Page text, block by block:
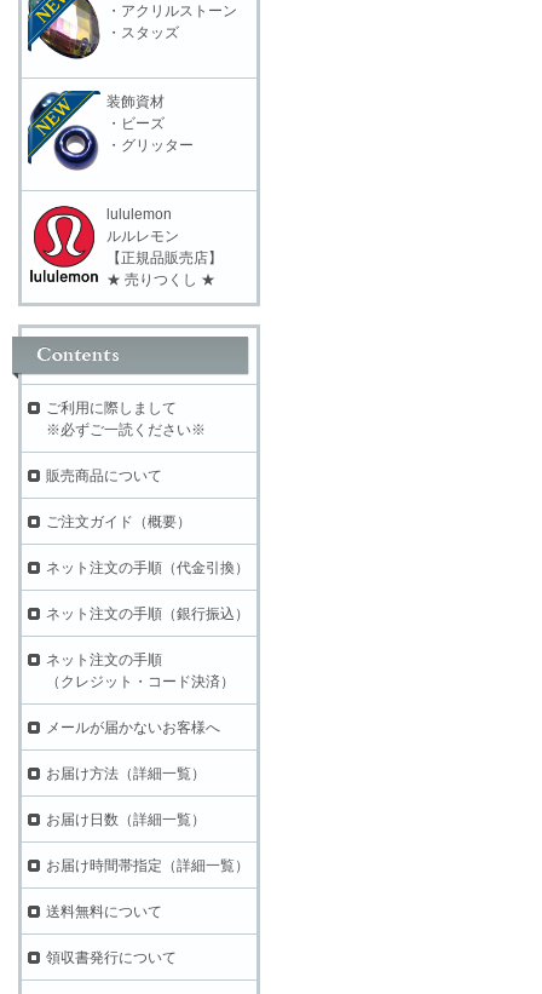
・アクリルストーン
・スタッズ
装飾資材
・ビーズ
・グリッター
lululemon
ルルレモン
【正規品販売店】
★ 売りつくし ★
ご利用に際しまして
※必ずご一読ください※
販売商品について
ご注文ガイド（概要）
ネット注文の手順（代金引換）
ネット注文の手順（銀行振込）
ネット注文の手順
（クレジット・コード決済）
メールが届かないお客様へ
お届け方法（詳細一覧）
お届け日数（詳細一覧）
お届け時間帯指定（詳細一覧）
送料無料について
領収書発行について